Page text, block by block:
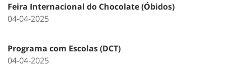
Feira Internacional do Chocolate (Óbidos)
04-04-2025
Programa com Escolas (DCT)
04-04-2025